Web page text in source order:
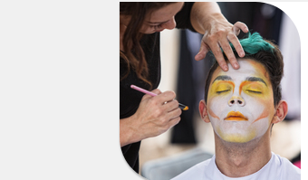
Lerum
Lidköping
Linköping
Luleå